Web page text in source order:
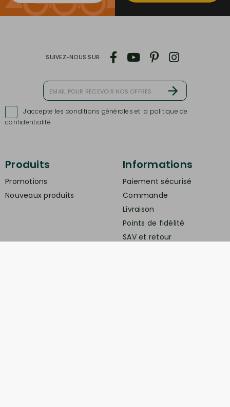
J'accepte les conditions générales et la politique de
confidentialité
SUIVEZ-NOUS SUR
Produits
Promotions
Nouveaux produits
Informations
Paiement sécurisé
Commande
Livraison
Points de fidélité
SAV et retour